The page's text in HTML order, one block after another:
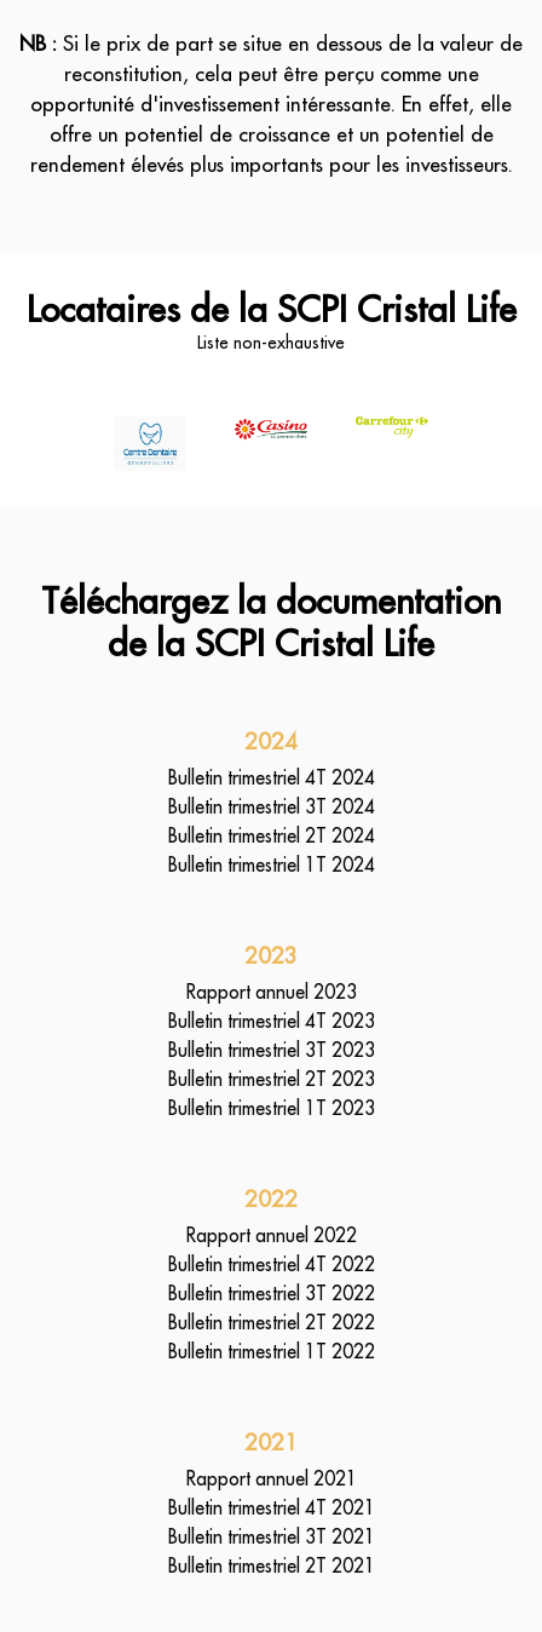
NB : Si le prix de part se situe en dessous de la valeur de
reconstitution, cela peut être perçu comme une
opportunité d'investissement intéressante. En effet, elle
offre un potentiel de croissance et un potentiel de
rendement élevés plus importants pour les investisseurs.
Locataires de la SCPI Cristal Life
Liste non-exhaustive
Téléchargez la documentation
de la SCPI Cristal Life
2024
Bulletin trimestriel 4T 2024
Bulletin trimestriel 3T 2024
Bulletin trimestriel 2T 2024
Bulletin trimestriel 1T 2024
2023
Rapport annuel 2023
Bulletin trimestriel 4T 2023
Bulletin trimestriel 3T 2023
Bulletin trimestriel 2T 2023
Bulletin trimestriel 1T 2023
2022
Rapport annuel 2022
Bulletin trimestriel 4T 2022
Bulletin trimestriel 3T 2022
Bulletin trimestriel 2T 2022
Bulletin trimestriel 1T 2022
2021
Rapport annuel 2021
Bulletin trimestriel 4T 2021
Bulletin trimestriel 3T 2021
Bulletin trimestriel 2T 2021